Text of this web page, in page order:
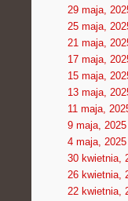
29 maja,
25 maja,
21 maja,
17 maja,
15 maja,
13 maja,
11 maja,
9 maja, 2025
4 maja, 2025
30 kwietnia,
26 kwietnia,
22 kwietnia,